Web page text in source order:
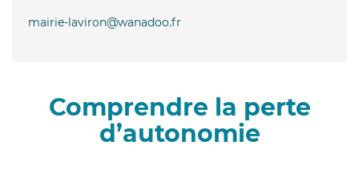
mairie-laviron@wanadoo.fr
Comprendre la perte
d’autonomie